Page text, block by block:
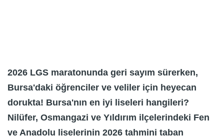
2026 LGS maratonunda geri sayım sürerken,
Bursa'daki öğrenciler ve veliler için heyecan
dorukta! Bursa'nın en iyi liseleri hangileri?
Nilüfer, Osmangazi ve Yıldırım ilçelerindeki Fen
ve Anadolu liselerinin 2026 tahmini taban